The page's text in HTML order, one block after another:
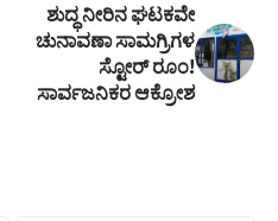
ಶುದ್ಧ ನೀರಿನ ಘಟಕವೇ
ಚುನಾವಣಾ ಸಾಮಗ್ರಿಗಳ
ಸ್ಟೋರ್ ರೂಂ!
ಸಾರ್ವಜನಿಕರ ಆಕ್ರೋಶ